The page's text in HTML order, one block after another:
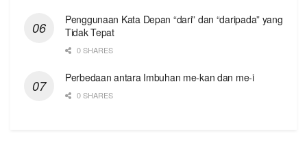
Penggunaan Kata Depan “dari” dan “daripada” yang
Tidak Tepat
0 SHARES
Perbedaan antara Imbuhan me-kan dan me-i
0 SHARES